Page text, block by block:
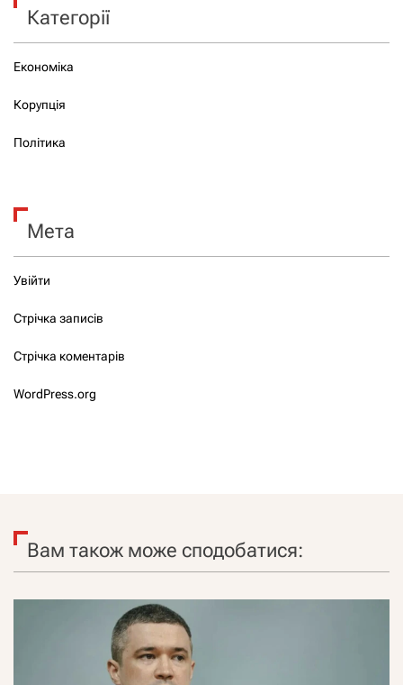
Категорії
Економіка
Корупція
Політика
Мета
Увійти
Стрічка записів
Стрічка коментарів
WordPress.org
Вам також може сподобатися: